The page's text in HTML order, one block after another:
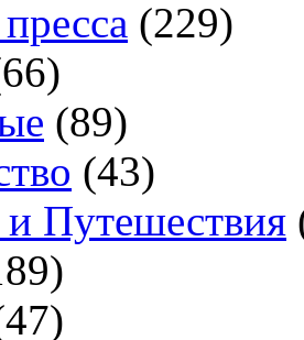
(229)
(89)
(43)
Путешествия